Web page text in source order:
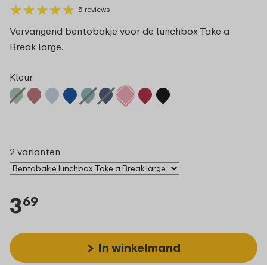
★★★★★
★★★★★ 5 reviews
Vervangend bentobakje voor de lunchbox Take a
Break large.
Kleur
2 varianten
369
In winkelmand